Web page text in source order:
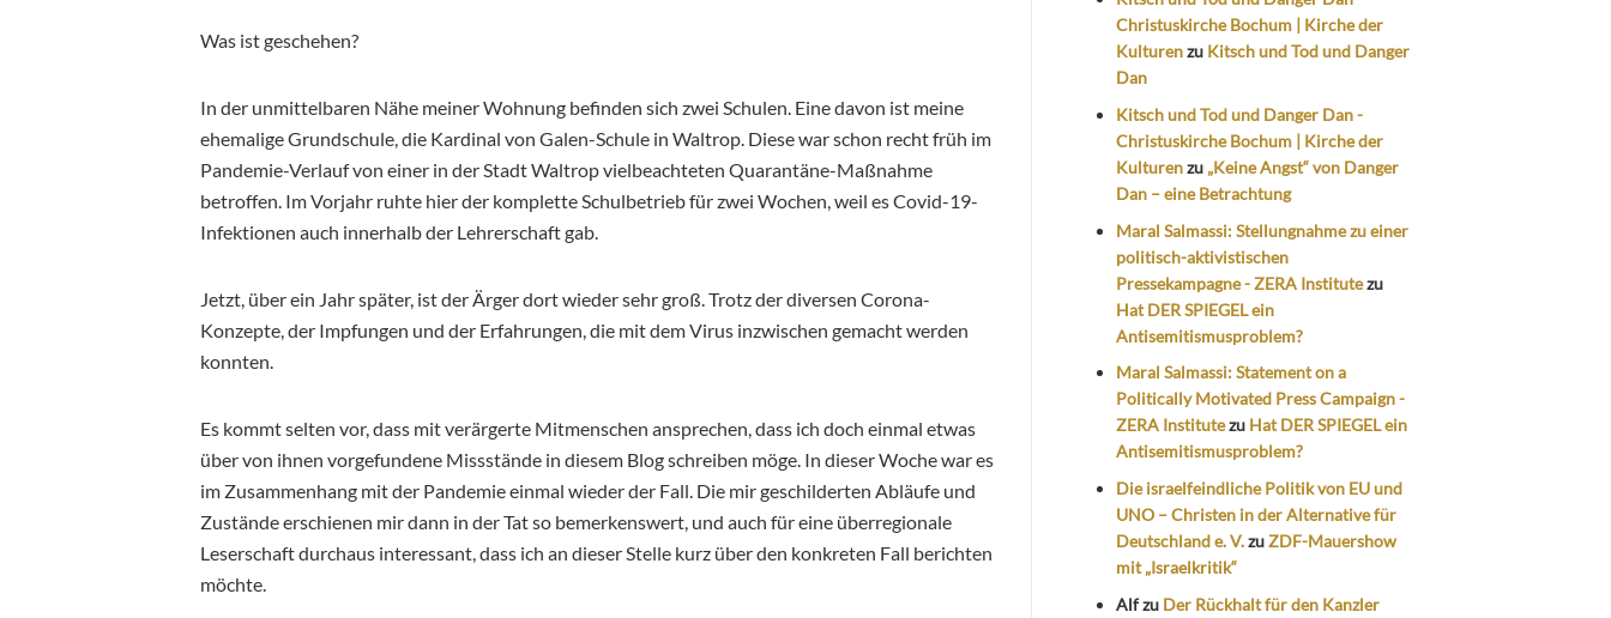
Was ist geschehen?
In der unmittelbaren Nähe meiner Wohnung befinden sich zwei Schulen. Eine davon ist meine
ehemalige Grundschule, die Kardinal von Galen-Schule in Waltrop. Diese war schon recht früh im
Pandemie-Verlauf von einer in der Stadt Waltrop vielbeachteten Quarantäne-Maßnahme
betroffen. Im Vorjahr ruhte hier der komplette Schulbetrieb für zwei Wochen, weil es Covid-19-
Infektionen auch innerhalb der Lehrerschaft gab.
Jetzt, über ein Jahr später, ist der Ärger dort wieder sehr groß. Trotz der diversen Corona-
Konzepte, der Impfungen und der Erfahrungen, die mit dem Virus inzwischen gemacht werden
konnten.
Es kommt selten vor, dass mit verärgerte Mitmenschen ansprechen, dass ich doch einmal etwas
über von ihnen vorgefundene Missstände in diesem Blog schreiben möge. In dieser Woche war es
im Zusammenhang mit der Pandemie einmal wieder der Fall. Die mir geschilderten Abläufe und
Zustände erschienen mir dann in der Tat so bemerkenswert, und auch für eine überregionale
Leserschaft durchaus interessant, dass ich an dieser Stelle kurz über den konkreten Fall berichten
möchte.
Christuskirche Bochum | Kirche der
Kulturenzu Kitsch und Tod und Danger
Dan
Kitsch und Tod und Danger Dan -
Christuskirche Bochum | Kirche der
Kulturenzu „Keine Angst“ von Danger
Dan – eine Betrachtung
Maral Salmassi: Stellungnahme zu einer
politisch-aktivistischen
Pressekampagne - ZERA Institutezu
Hat DER SPIEGEL ein
Antisemitismusproblem?
Maral Salmassi: Statement on a
Politically Motivated Press Campaign -
ZERA Institutezu Hat DER SPIEGEL ein
Antisemitismusproblem?
Die israelfeindliche Politik von EU und
UNO – Christen in der Alternative für
Deutschland e. V.zuZDF-Mauershow
mit „Israelkritik“
Alfzu Der Rückhalt für den Kanzler